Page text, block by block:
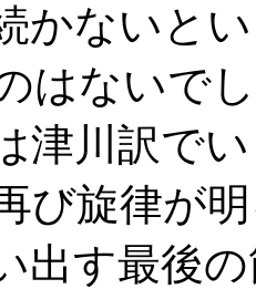
かないと
はないで
津川訳で
び旋律が
出す最後